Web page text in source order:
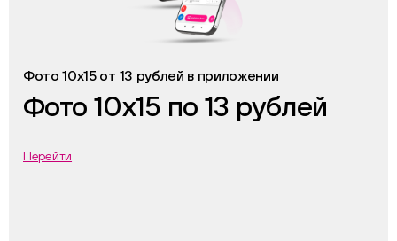
Фото 10х15 от 13 рублей в приложении
Фото 10х15 по 13 рублей
Перейти